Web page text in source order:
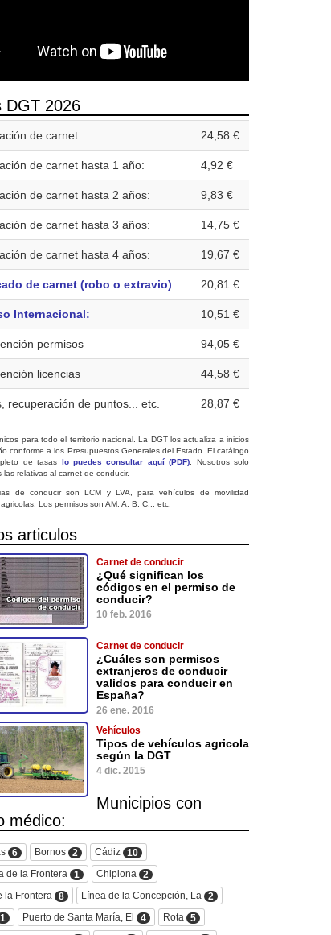
DGT 2026
de carnet: 24,58 €
de carnet hasta 1 año: 4,92 €
de carnet hasta 2 años: 9,83 €
de carnet hasta 3 años: 14,75 €
de carnet hasta 4 años: 19,67 €
de carnet (robo o extravio): 20,81 €
Internacional: 10,51 €
permisos 94,05 €
licencias 44,58 €
recuperación de puntos... etc. 28,87 €
para todo el territorio nacional. La DGT los actualiza a inicios
conforme a los Presupuestos Generales del Estado. El catálogo
de tasas lo puedes consultar aquí (PDF) . Nosotros solo
las relativas al carnet de conducir.
de conducir son LCM y LVA, para vehículos de movilidad
Los permisos son AM, A, B, C... etc.
articulos
Carnet de conducir
¿Qué significan los
códigos en el permiso de
conducir?
10 feb. 2016
Carnet de conducir
¿Cuáles son permisos
extranjeros de conducir
validos para conducir en
España?
26 ene. 2016
Vehículos
Tipos de vehículos agricola
según la DGT
4 dic. 2015
Municipios con
médico:
6 Bornos 2 Cádiz 10
de la Frontera
1 Chipiona
2
la Frontera
8 Línea de la Concepción, La
2
1 Puerto de Santa María, El 4 Rota
5